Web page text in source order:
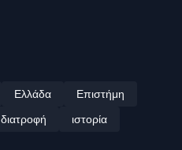
Ελλάδα
Επιστήμη
διατροφή ιστορία